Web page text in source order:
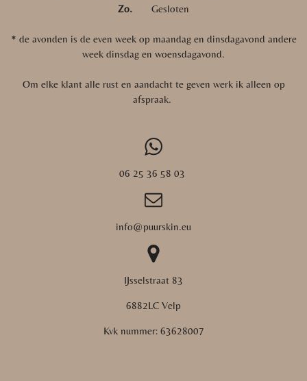
Zo.
Gesloten
* de avonden is de even week op maandag en dinsdagavond andere
week dinsdag en woensdagavond.
Om elke klant alle rust en aandacht te geven werk ik alleen op
afspraak.
06 25 36 58 03
info@puurskin.eu
IJsselstraat 83
6882LC Velp
Kvk nummer: 63628007